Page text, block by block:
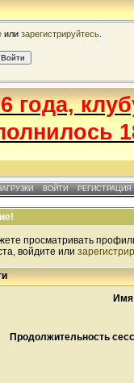
или зарегистрируйтесь
года,
ВОЙТИ РЕГИСТРАЦИЯ
просматривать
войдите или
Имя
Продолжительность